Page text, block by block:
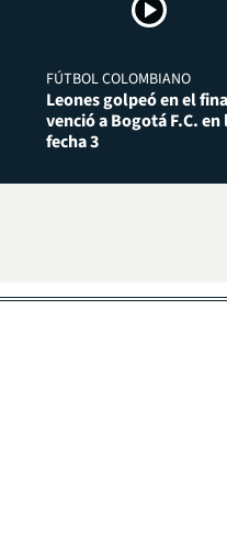
FÚTBOL COLOMBIANO
Leones golpeó en el
venció a Bogotá F.C. en
fecha 3